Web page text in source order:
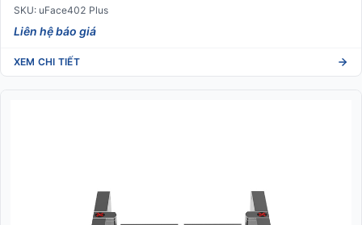
SKU: uFace402 Plus
Liên hệ báo giá
XEM CHI TIẾT